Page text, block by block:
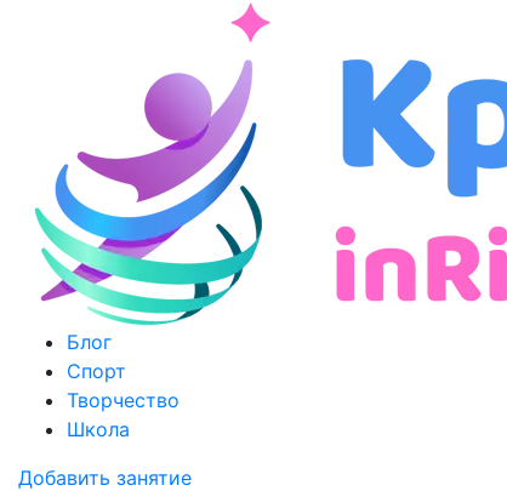
Блог
Спорт
Творчество
Школа
Добавить занятие